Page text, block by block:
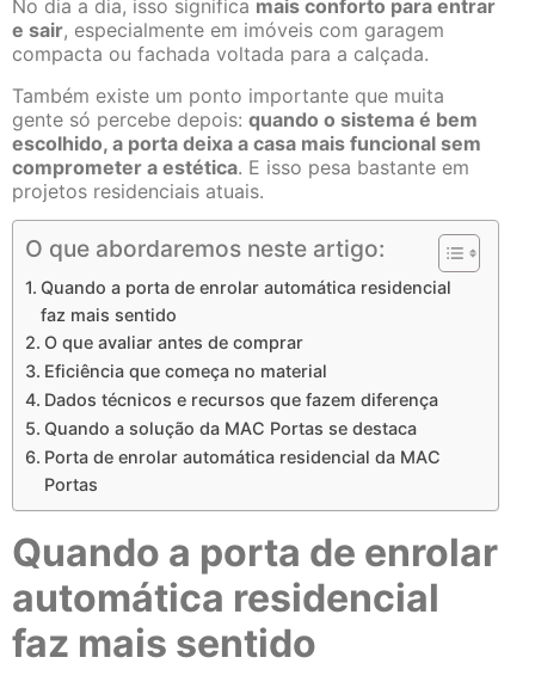
No dia a dia, isso significa mais conforto para entrar
e sair, especialmente em imóveis com garagem
compacta ou fachada voltada para a calçada.
Também existe um ponto importante que muita
gente só percebe depois: quando o sistema é bem
escolhido, a porta deixa a casa mais funcional sem
comprometer a estética. E isso pesa bastante em
projetos residenciais atuais.
O que abordaremos neste artigo:
Quando a porta de enrolar automática residencial
faz mais sentido
O que avaliar antes de comprar
Eficiência que começa no material
Dados técnicos e recursos que fazem diferença
Quando a solução da MAC Portas se destaca
Porta de enrolar automática residencial da MAC
Portas
Quando a porta de enrolar
automática residencial
faz mais sentido